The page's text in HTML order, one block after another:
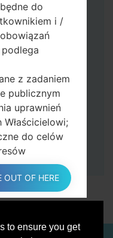
to ensure you get
do
wykryć
się numer
ustawień
Start. Twój
i odłączy
PORÓWNAJ
do
i /
z zadaniem
publicznym
uprawnień
do celów
lub
z
która ma
OUT OF HERE